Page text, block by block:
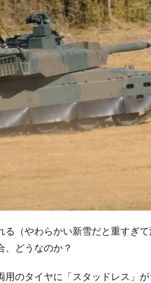
（やわらかい新雪だと重すぎて
、どうなのか？
のタイヤに「スタッドレス」